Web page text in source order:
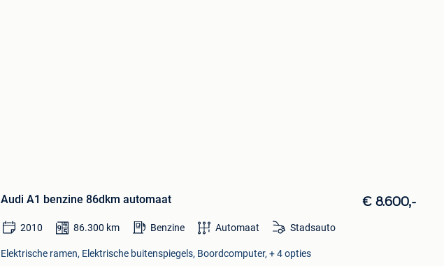
Audi A1 benzine 86dkm automaat € 8.600,-
2010 86.300 km Benzine Automaat Stadsauto
Elektrische ramen, Elektrische buitenspiegels, Boordcomputer, + 4 opties